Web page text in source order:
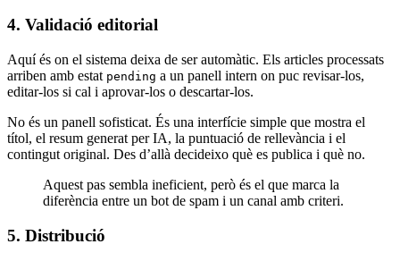
4. Validació editorial
Aquí és on el sistema deixa de ser automàtic. Els articles processats
arriben amb estat pending a un panell intern on puc revisar-los,
editar-los si cal i aprovar-los o descartar-los.
No és un panell sofisticat. És una interfície simple que mostra el
títol, el resum generat per IA, la puntuació de rellevància i el
contingut original. Des d’allà decideixo què es publica i què no.
Aquest pas sembla ineficient, però és el que marca la
diferència entre un bot de spam i un canal amb criteri.
5. Distribució